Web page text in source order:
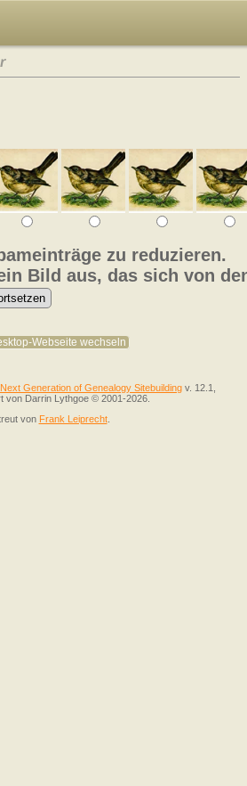
zu reduzieren.
Bild aus, das sich von
Webseite wechseln
Generation of Genealogy Sitebuilding v. 12.1,
von Darrin Lythgoe © 2001-2026.
von Frank Leiprecht.